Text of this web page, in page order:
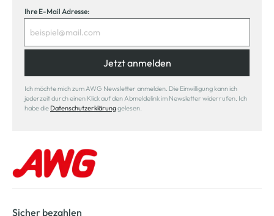
Ihre E-Mail Adresse:
Jetzt anmelden
Ich möchte mich zum AWG Newsletter anmelden. Die Einwilligung kann ich
jederzeit durch einen Klick auf den Abmeldelink im Newsletter widerrufen. Ich
habe die Datenschutzerklärunggelesen.
Sicher bezahlen